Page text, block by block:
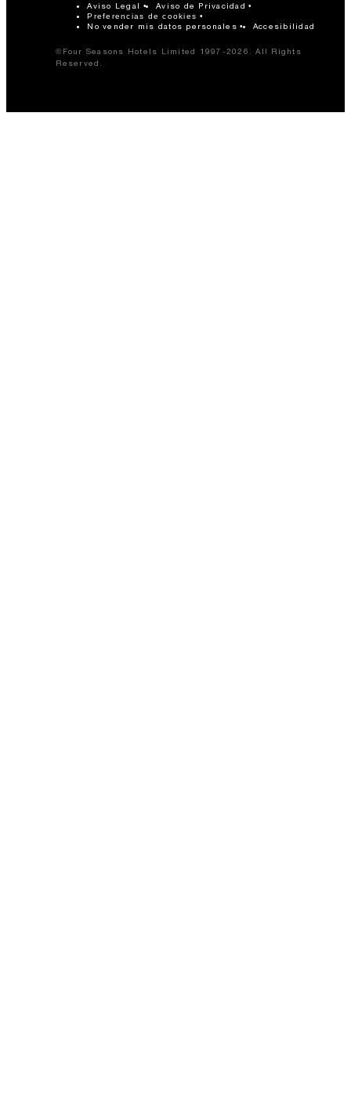
Aviso Legal Aviso de Privacidad
Preferencias de cookies
No vender mis datos personales Accesibilidad
©Four Seasons Hotels Limited 1997-2026. All Rights
Reserved.